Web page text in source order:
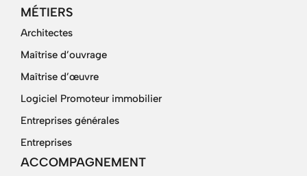
MÉTIERS
Architectes
Maîtrise d’ouvrage
Maîtrise d’œuvre
Logiciel Promoteur immobilier
Entreprises générales
Entreprises
ACCOMPAGNEMENT